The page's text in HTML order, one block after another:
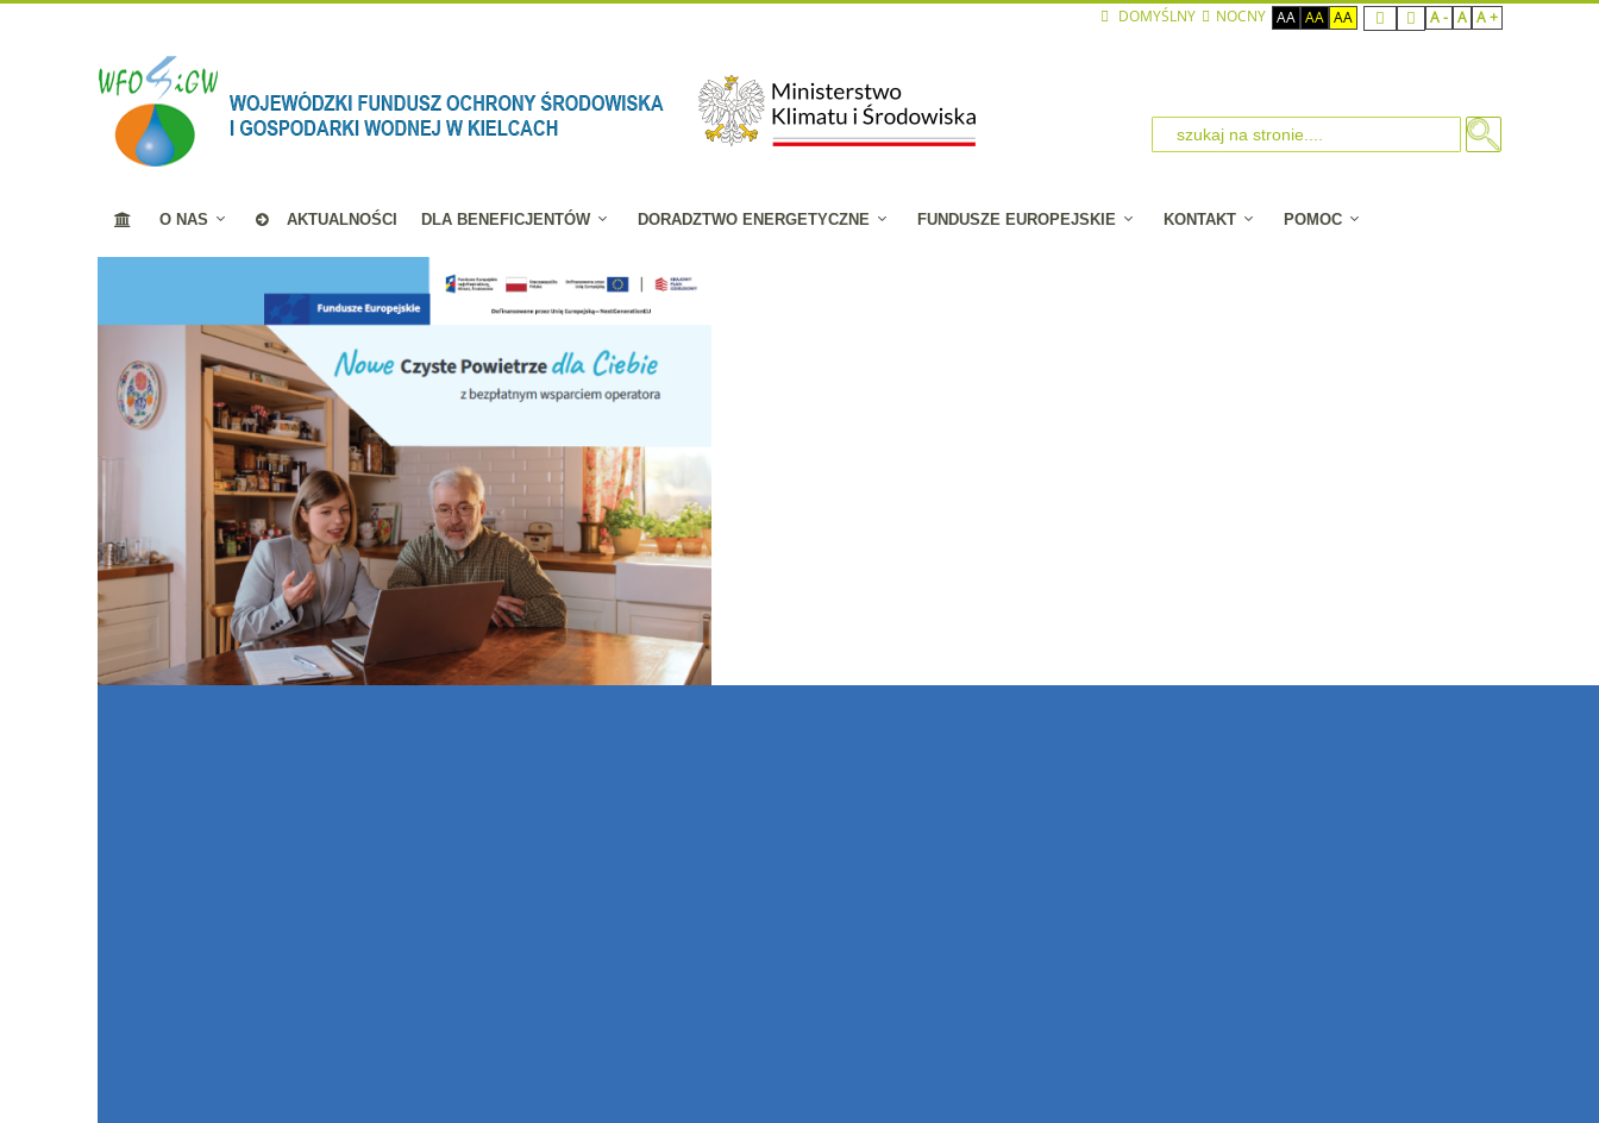
DOMYŚLNY NOCNY AA AA AA A - A A +
O NAS AKTUALNOŚCI DLA BENEFICJENTÓW DORADZTWO ENERGETYCZNE FUNDUSZE EUROPEJSKIE KONTAKT POMOC